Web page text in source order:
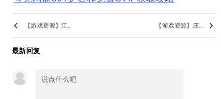
keyboard_arrow_left 【游戏资源】江.. 【游戏资源】庄.. keyboard_arrow_right
最新回复